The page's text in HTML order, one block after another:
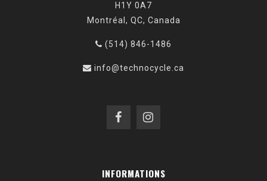
H1Y 0A7
Montréal, QC, Canada
(514) 846-1486
info@technocycle.ca
INFORMATIONS